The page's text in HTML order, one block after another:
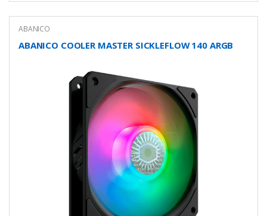
ABANICO
ABANICO COOLER MASTER SICKLEFLOW 140 ARGB